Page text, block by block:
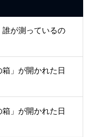
誰が測っているの
」が開かれた日
」が開かれた日